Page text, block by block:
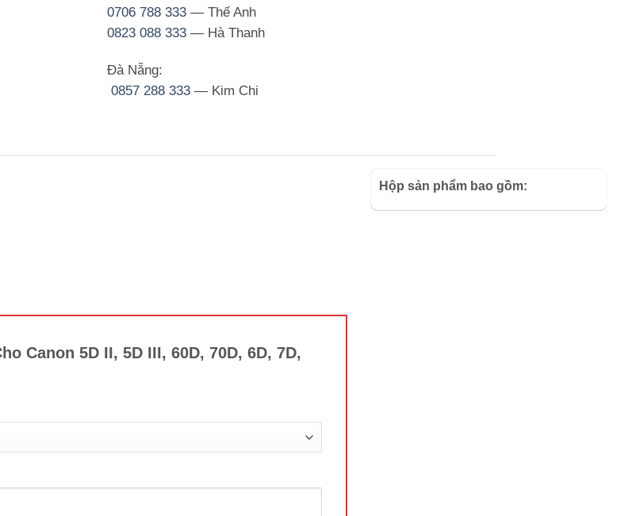
0706 788 333— Thế Anh
0823 088 333— Hà Thanh
Đà Nẵng:
0857 288 333— Kim Chi
Canon 5D II, 5D III, 60D, 70D, 6D, 7D,
Hộp sản phẩm bao gồm: